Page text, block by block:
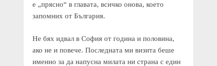
е „прясно“ в главата, всичко онова, което
запомних от България.
Не бях идвал в София от година и половина,
ако не и повече. Последната ми визита беше
именно за да напусна милата ни страна с един